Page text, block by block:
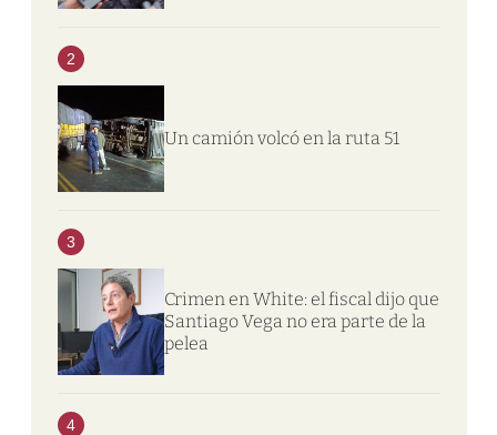
2
Un camión volcó en la ruta 51
3
Crimen en White: el fiscal dijo que
Santiago Vega no era parte de la
pelea
4